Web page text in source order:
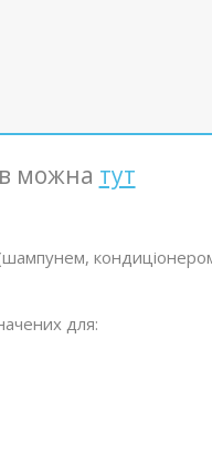
можна тут
(шампунем,
для: